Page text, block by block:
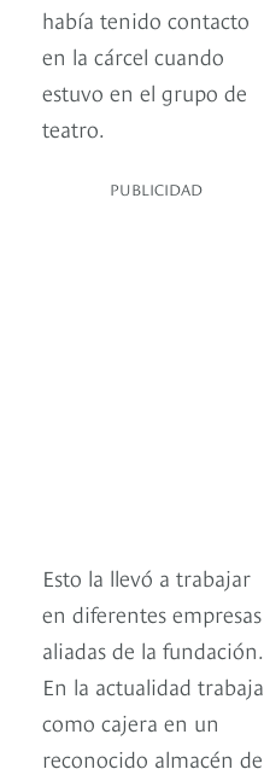
había tenido contacto
en la cárcel cuando
estuvo en el grupo de
teatro.
PUBLICIDAD
Esto la llevó a trabajar
en diferentes empresas
aliadas de la fundación.
En la actualidad trabaja
como cajera en un
reconocido almacén de